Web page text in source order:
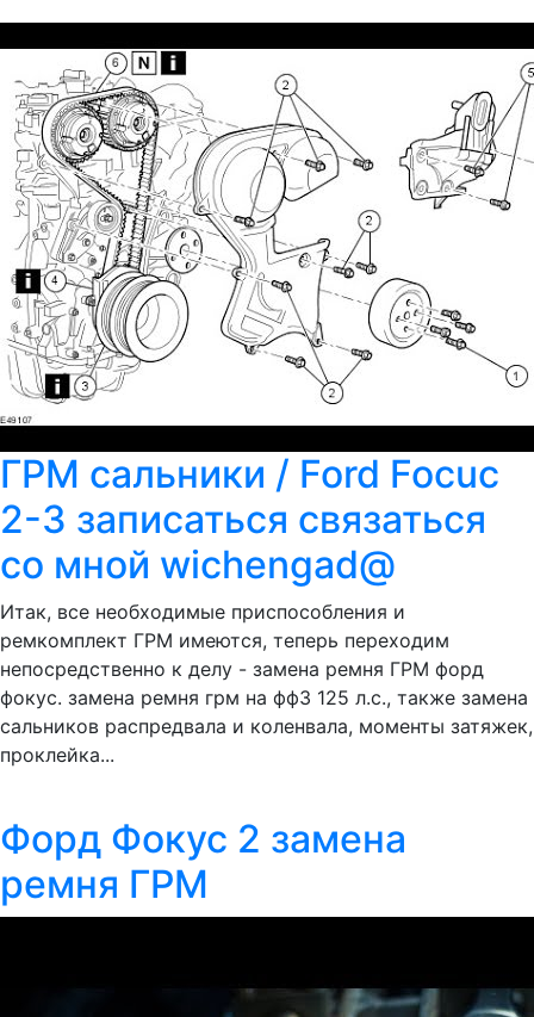
ГРМ сальники / Ford Focuc
2-3 записаться связаться
со мной wichengad@
Итак, все необходимые приспособления и
ремкомплект ГРМ имеются, теперь переходим
непосредственно к делу - замена ремня ГРМ форд
фокус. замена ремня грм на фф3 125 л.с., также замена
сальников распредвала и коленвала, моменты затяжек,
проклейка...
Форд Фокус 2 замена
ремня ГРМ